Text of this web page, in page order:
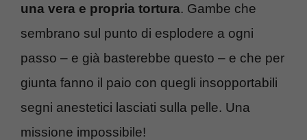
una vera e propria tortura. Gambe che
sembrano sul punto di esplodere a ogni
passo – e già basterebbe questo – e che per
giunta fanno il paio con quegli insopportabili
segni anestetici lasciati sulla pelle. Una
missione impossibile!